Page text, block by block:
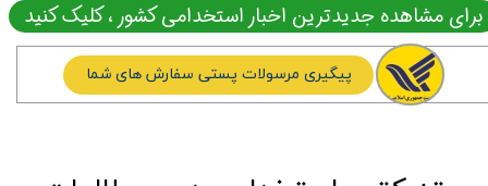
برای مشاهده جدیدترین اخبار استخدامی کشور ، کلیک کنید
پیگیری مرسولات پستی سفارش های شما